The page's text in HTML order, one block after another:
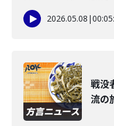
2026.05.08 |
戦没
流の